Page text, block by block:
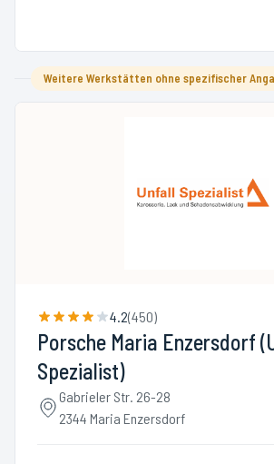
Weitere Werkstätten ohne spezifischer
4.2(450)
Porsche Maria Enzersdorf
Spezialist)
Gabrieler Str. 26-28
2344 Maria Enzersdorf